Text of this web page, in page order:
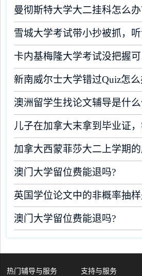
曼彻斯特大学大二挂科怎么办
雪城大学考试带小抄被抓，
卡内基梅隆大学考试没把握
新南威尔士大学错过Quiz怎么
澳洲留学生找论文辅导是什么
加拿大西蒙菲莎大二上学期
澳门大学留位费能退吗?
澳门大学留位费能退吗?
热门辅导与服务 支持与服务